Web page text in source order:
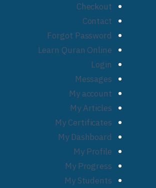
Checkout
Contact
Forgot Password
Learn Quran Online
Login
Messages
My account
My Articles
My Certificates
My Dashboard
My Profile
My Progress
My Students